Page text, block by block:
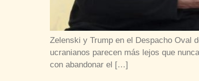
Zelenski y Trump en el Despacho Oval
ucranianos parecen más lejos que
con abandonar el […]